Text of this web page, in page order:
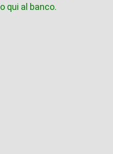
o qui al banco.